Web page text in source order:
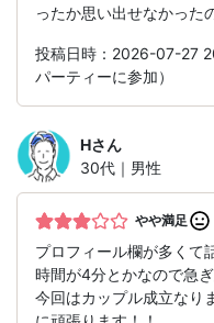
ったか思い出せなかった
投稿日時：2026-07-27
パーティーに参加）
Hさん
30代｜男性
やや満足
プロフィール欄が多くて
時間が4分とかなので急
今回はカップル成立なり